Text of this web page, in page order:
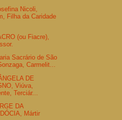
Nicoli,
Filha da Caridade
(ou Fiacre),
Sacrário de São
Carmelit...
DE
Viúva,
Terciár...
DA
Mártir